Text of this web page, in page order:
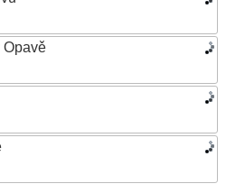
Opavě